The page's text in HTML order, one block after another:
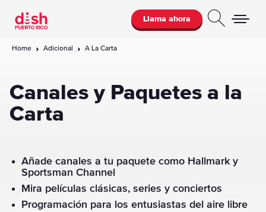
Llama ahora
Home Adicional A La Carta
Canales y Paquetes a la
Carta
Añade canales a tu paquete como Hallmark y
Sportsman Channel
Mira películas clásicas, series y conciertos
Programación para los entusiastas del aire libre